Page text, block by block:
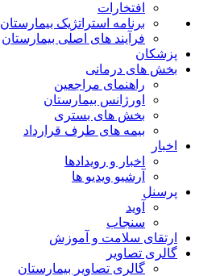
افتخارات
برنامه استراتژیک بیمارستان
فرآیند های اصلی بیمارستان
پزشکان
بخش های درمانی
راهنمای مراجعین
اورژانس بیمارستان
بخش های بستری
بیمه های طرف قرارداد
اخبار
اخبار و رویدادها
آرشیو ویدیو ها
پرسنل
آوید
سنجاب
ارتقای سلامت و آموزش
گالری تصاویر
گالری تصاویر بیمارستان